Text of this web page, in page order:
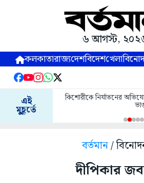
৬ আগস্ট,
কলকাতারাজ্যদেশবিদেশখেলা
এই
মুহূর্তে
কিশোরীকে নির্যাতনের
বর্তমান/
দীপিকার